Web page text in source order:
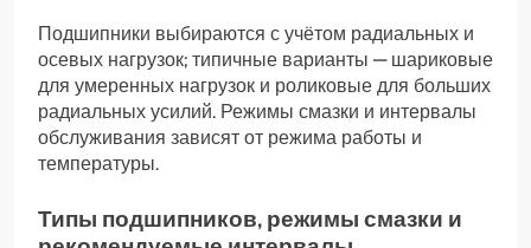
Подшипники выбираются с учётом радиальных и
осевых нагрузок; типичные варианты — шариковые
для умеренных нагрузок и роликовые для больших
радиальных усилий. Режимы смазки и интервалы
обслуживания зависят от режима работы и
температуры.
Типы подшипников, режимы смазки и